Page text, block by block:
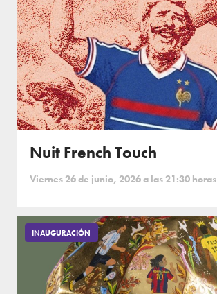
Nuit French Touch
Viernes 26 de junio, 2026 a las 21:30 horas
INAUGURACIÓN